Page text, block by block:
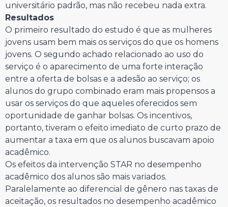
universitário padrão, mas não recebeu nada extra.
Resultados
O primeiro resultado do estudo é que as mulheres
jovens usam bem mais os serviços do que os homens
jovens. O segundo achado relacionado ao uso do
serviço é o aparecimento de uma forte interação
entre a oferta de bolsas e a adesão ao serviço; os
alunos do grupo combinado eram mais propensos a
usar os serviços do que aqueles oferecidos sem
oportunidade de ganhar bolsas. Os incentivos,
portanto, tiveram o efeito imediato de curto prazo de
aumentar a taxa em que os alunos buscavam apoio
acadêmico.
Os efeitos da intervenção STAR no desempenho
acadêmico dos alunos são mais variados.
Paralelamente ao diferencial de gênero nas taxas de
aceitação, os resultados no desempenho acadêmico